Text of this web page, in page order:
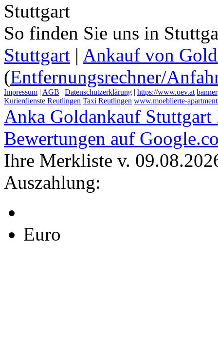
Stuttgart
So finden Sie uns in
Stuttgart | Ankauf von
(Entfernungsrechner/
Impressum | AGB | Datenschutzerklärung | https://www.oev.at banner
Kurierdienste Reutlingen Taxi Reutlingen www.moeblierte-
Anka Goldankauf Stuttgart
Bewertungen auf
Ihre Merkliste v.
Auszahlung:
Euro